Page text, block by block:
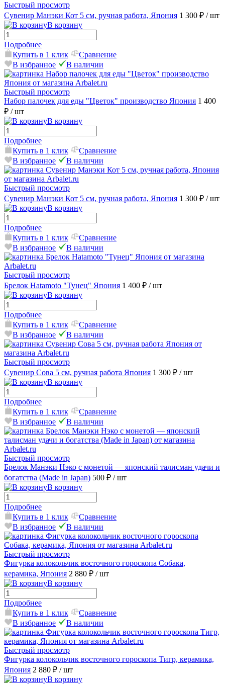
Быстрый просмотр
Сувенир Манэки Кот 5 см, ручная работа, Япония 1 300 ₽ / шт
В корзину
Подробнее
Купить в 1 клик
Сравнение
В избранное
В наличии
Быстрый просмотр
Набор палочек для еды "Цветок" производство Япония 1 400
₽ / шт
В корзину
Подробнее
Купить в 1 клик
Сравнение
В избранное
В наличии
Быстрый просмотр
Сувенир Манэки Кот 5 см, ручная работа, Япония 1 300 ₽ / шт
В корзину
Подробнее
Купить в 1 клик
Сравнение
В избранное
В наличии
Быстрый просмотр
Брелок Hatamoto "Тунец" Япония 1 400 ₽ / шт
В корзину
Подробнее
Купить в 1 клик
Сравнение
В избранное
В наличии
Быстрый просмотр
Сувенир Сова 5 см, ручная работа Япония 1 300 ₽ / шт
В корзину
Подробнее
Купить в 1 клик
Сравнение
В избранное
В наличии
Быстрый просмотр
Брелок Манэки Нэко с монетой — японский талисман удачи и
богатства (Made in Japan) 500 ₽ / шт
В корзину
Подробнее
Купить в 1 клик
Сравнение
В избранное
В наличии
Быстрый просмотр
Фигурка колокольчик восточного гороскопа Собака,
керамика, Япония 2 880 ₽ / шт
В корзину
Подробнее
Купить в 1 клик
Сравнение
В избранное
В наличии
Быстрый просмотр
Фигурка колокольчик восточного гороскопа Тигр, керамика,
Япония 2 880 ₽ / шт
В корзину